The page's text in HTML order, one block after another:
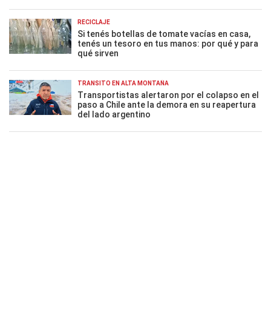
RECICLAJE
Si tenés botellas de tomate vacías en casa,
tenés un tesoro en tus manos: por qué y para
qué sirven
TRÁNSITO EN ALTA MONTAÑA
Transportistas alertaron por el colapso en el
paso a Chile ante la demora en su reapertura
del lado argentino